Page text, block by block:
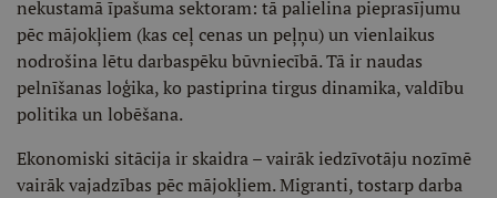
nekustamā īpašuma sektoram: tā palielina pieprasījumu
pēc mājokļiem (kas ceļ cenas un peļņu) un vienlaikus
nodrošina lētu darbaspēku būvniecībā. Tā ir naudas
pelnīšanas loģika, ko pastiprina tirgus dinamika, valdību
politika un lobēšana.
Ekonomiski sitācija ir skaidra – vairāk iedzīvotāju nozīmē
vairāk vajadzības pēc mājokļiem. Migranti, tostarp darba